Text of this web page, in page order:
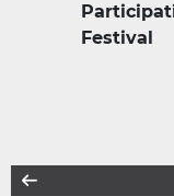
Festival